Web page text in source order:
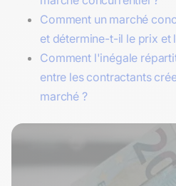
Comment un marché
et détermine-t-il le prix et
Comment l'inégale
entre les contractants
marché ?